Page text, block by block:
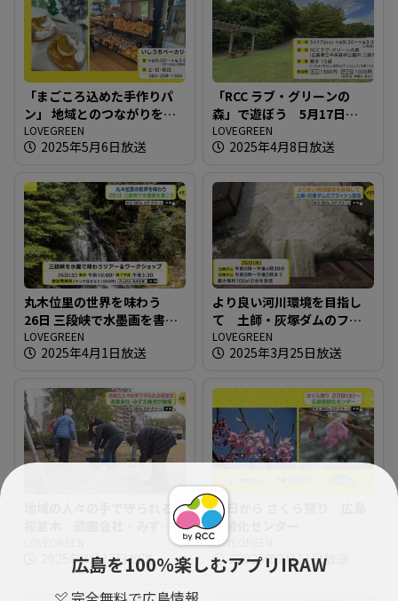
広島を100％楽しむアプリIRAW
「まごころ込めた手作りパ
ン」 地域とのつながりを大
切に
LOVEGREEN
2025年5月6日放送
「RCC ラブ・グリーンの
森」で遊ぼう 5月17日
（土）参加親子募集中
LOVEGREEN
2025年4月8日放送
丸木位里の世界を味わう
26日 三段峡で水墨画を書こ
う
LOVEGREEN
2025年4月1日放送
より良い河川環境を目指し
て 土師・灰塚ダムのフラ
ッシュ放流
LOVEGREEN
2025年3月25日放送
桜並木 造園会社・みずえ
2025年3月17日放送
22日から さくら祭り 広島
県緑化センター
LOVEGREEN
22025年3月11日放送